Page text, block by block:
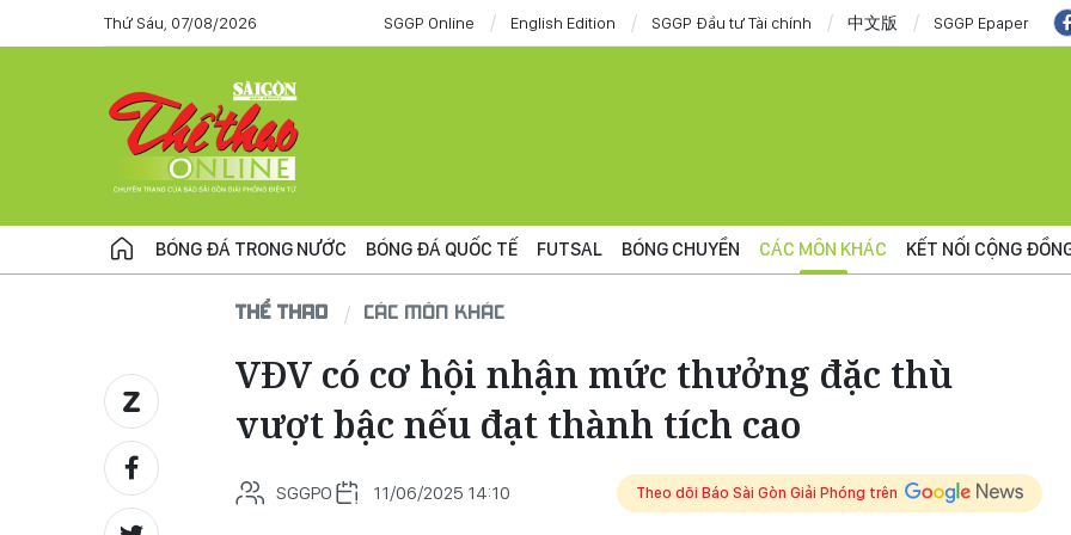
Thứ Sáu, 07/08/2026 SGGP Online English Edition SGGP Đầu tư Tài chính 中文版 SGGP Epaper
BÓNG ĐÁ TRONG NƯỚC BÓNG ĐÁ QUỐC TẾ FUTSAL BÓNG CHUYỀN CÁC MÔN KHÁC KẾT NỐI CỘNG
THỂ THAO CÁC MÔN KHÁC
VĐV có cơ hội nhận mức thưởng đặc thù
vượt bậc nếu đạt thành tích cao
SGGPO 11/06/2025 14:10 Theo dõi Báo Sài Gòn Giải Phóng trên